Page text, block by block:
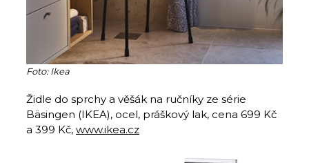
Foto: Ikea
Židle do sprchy a věšák na ručníky ze série
Bäsingen (IKEA), ocel, práškový lak, cena 699 Kč
a 399 Kč, www.ikea.cz